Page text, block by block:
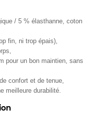
/ 5 % élasthanne, coton
fin, ni trop épais),
pour un bon maintien, sans
confort et de tenue,
meilleure durabilité.